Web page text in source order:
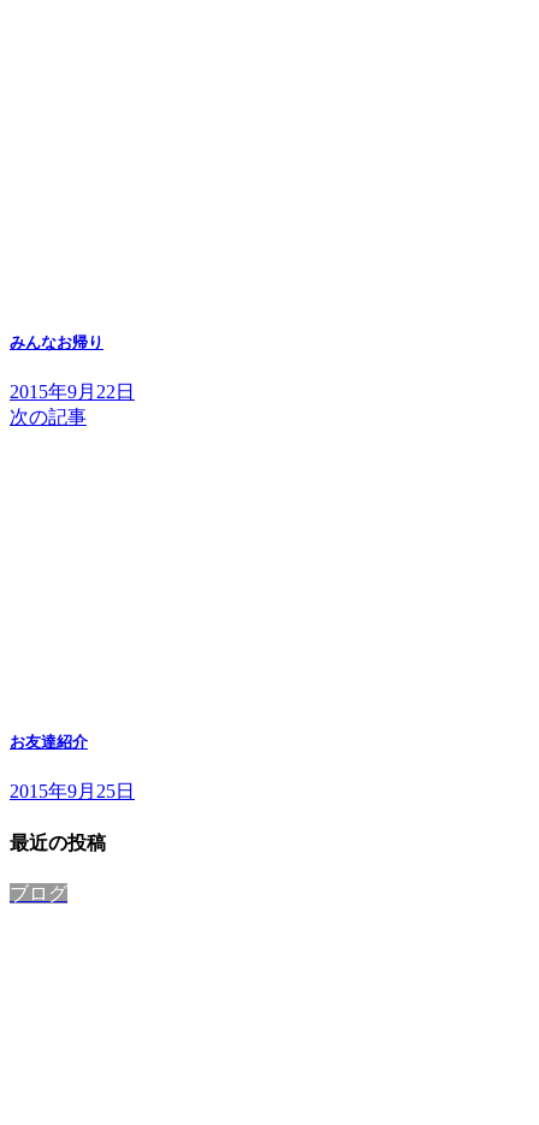
みんなお帰り
2015年9月22日
次の記事
お友達紹介
2015年9月25日
最近の投稿
ブログ